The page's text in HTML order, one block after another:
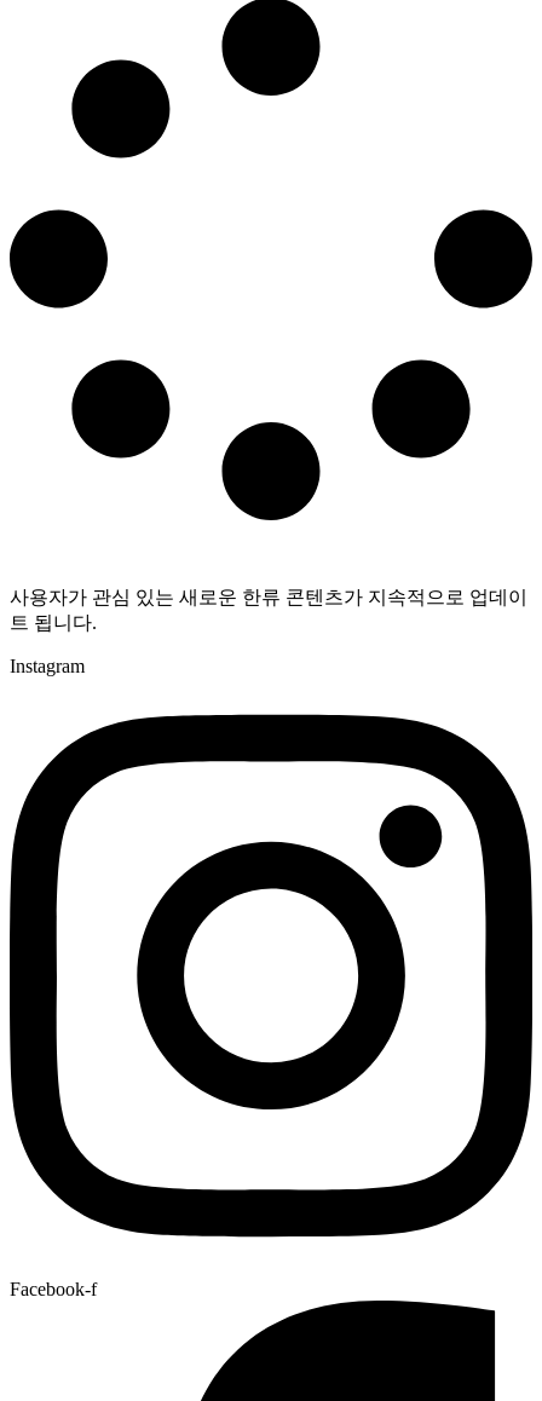
사용자가 관심 있는 새로운 한류 콘텐츠가 지속적으로 업데이
트 됩니다.
Instagram
Facebook-f